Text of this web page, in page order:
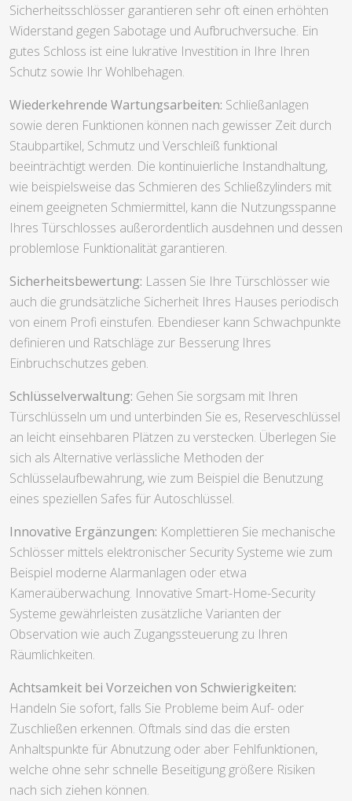
Sicherheitsschlösser garantieren sehr oft einen erhöhten
Widerstand gegen Sabotage und Aufbruchversuche. Ein
gutes Schloss ist eine lukrative Investition in Ihre Ihren
Schutz sowie Ihr Wohlbehagen.
Wiederkehrende Wartungsarbeiten: Schließanlagen
sowie deren Funktionen können nach gewisser Zeit durch
Staubpartikel, Schmutz und Verschleiß funktional
beeinträchtigt werden. Die kontinuierliche Instandhaltung,
wie beispielsweise das Schmieren des Schließzylinders mit
einem geeigneten Schmiermittel, kann die Nutzungsspanne
Ihres Türschlosses außerordentlich ausdehnen und dessen
problemlose Funktionalität garantieren.
Sicherheitsbewertung: Lassen Sie Ihre Türschlösser wie
auch die grundsätzliche Sicherheit Ihres Hauses periodisch
von einem Profi einstufen. Ebendieser kann Schwachpunkte
definieren und Ratschläge zur Besserung Ihres
Einbruchschutzes geben.
Schlüsselverwaltung: Gehen Sie sorgsam mit Ihren
Türschlüsseln um und unterbinden Sie es, Reserveschlüssel
an leicht einsehbaren Plätzen zu verstecken. Überlegen Sie
sich als Alternative verlässliche Methoden der
Schlüsselaufbewahrung, wie zum Beispiel die Benutzung
eines speziellen Safes für Autoschlüssel.
Innovative Ergänzungen: Komplettieren Sie mechanische
Schlösser mittels elektronischer Security Systeme wie zum
Beispiel moderne Alarmanlagen oder etwa
Kameraüberwachung. Innovative Smart-Home-Security
Systeme gewährleisten zusätzliche Varianten der
Observation wie auch Zugangssteuerung zu Ihren
Räumlichkeiten.
Achtsamkeit bei Vorzeichen von Schwierigkeiten:
Handeln Sie sofort, falls Sie Probleme beim Auf- oder
Zuschließen erkennen. Oftmals sind das die ersten
Anhaltspunkte für Abnutzung oder aber Fehlfunktionen,
welche ohne sehr schnelle Beseitigung größere Risiken
nach sich ziehen können.